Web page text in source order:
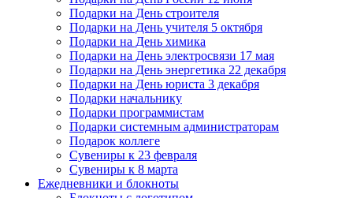
Подарки на День строителя
Подарки на День учителя 5 октября
Подарки на День химика
Подарки на День электросвязи 17 мая
Подарки на День энергетика 22 декабря
Подарки на День юриста 3 декабря
Подарки начальнику
Подарки программистам
Подарки системным администраторам
Подарок коллеге
Сувениры к 23 февраля
Сувениры к 8 марта
Ежедневники и блокноты